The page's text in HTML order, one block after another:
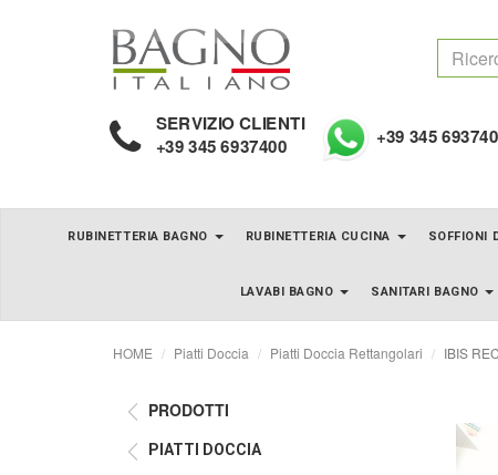
SERVIZIO CLIENTI
+39 345 6937400 +39 345
RUBINETTERIA BAGNO RUBINETTERIA CUCINA SOFFIONI
LAVABI BAGNO SANITARI BAGNO
HOME Piatti Doccia Piatti Doccia Rettangolari IBIS
PRODOTTI
PIATTI DOCCIA